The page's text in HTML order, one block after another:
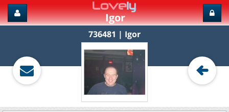
Igor
Igor‏ | 736481